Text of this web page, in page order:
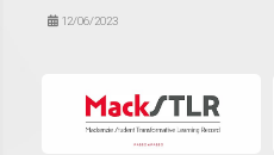
12/06/2023